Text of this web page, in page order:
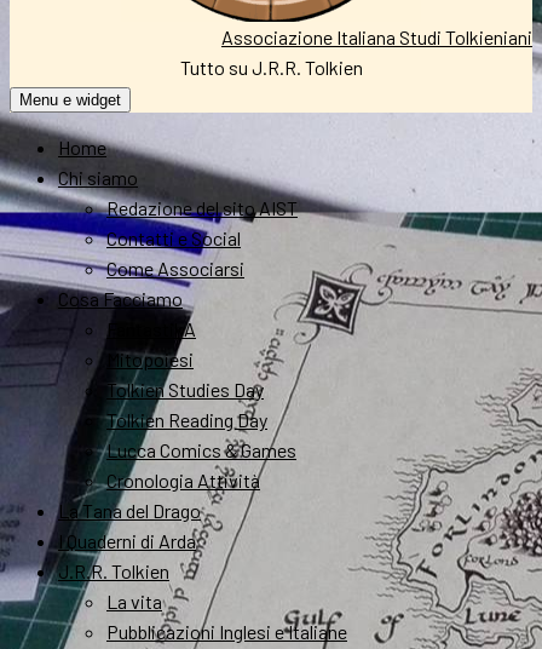
Associazione Italiana Studi Tolkieniani
Tutto su J.R.R. Tolkien
Menu e widget
Home
Chi siamo
Redazione del sito AIST
Contatti e Social
Come Associarsi
Cosa Facciamo
FantastikA
Mitopoiesi
Tolkien Studies Day
Tolkien Reading Day
Lucca Comics & Games
Cronologia Attività
La Tana del Drago
I Quaderni di Arda
J.R.R. Tolkien
La vita
Pubblicazioni Inglesi e Italiane